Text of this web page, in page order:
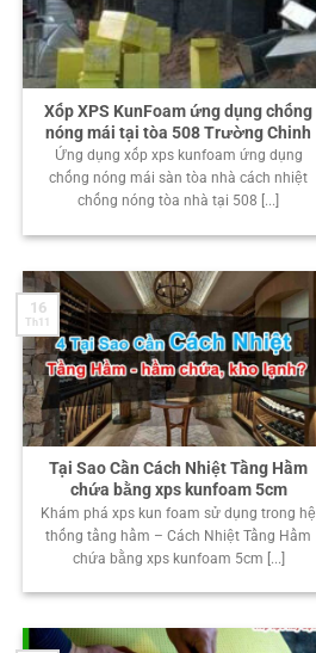
Xốp XPS KunFoam ứng dụng chống
nóng mái tại tòa 508 Trường Chinh
Ứng dụng xốp xps kunfoam ứng dụng
chống nóng mái sàn tòa nhà cách nhiệt
chống nóng tòa nhà tại 508 [...]
Tại Sao Cần Cách Nhiệt Tầng Hầm
chứa bằng xps kunfoam 5cm
Khám phá xps kun foam sử dụng trong hệ
thống tầng hầm – Cách Nhiệt Tầng Hầm
chứa bằng xps kunfoam 5cm [...]
16
Th11